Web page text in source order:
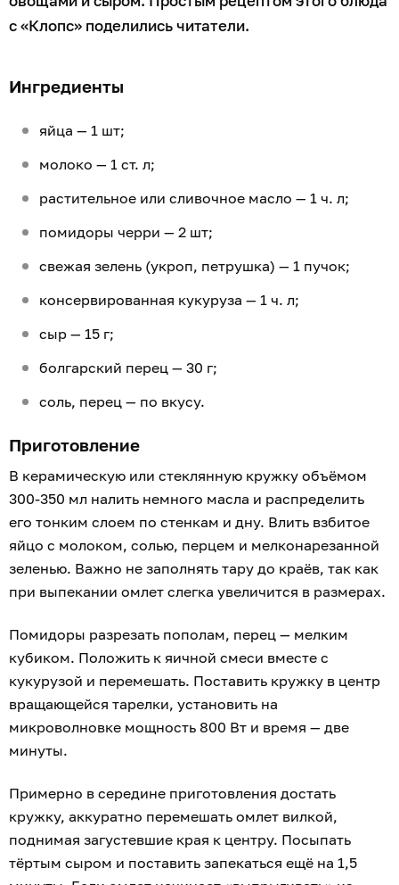
с «Клопс» поделились читатели.
Ингредиенты
яйца — 1 шт;
молоко — 1 ст. л;
растительное или сливочное масло — 1 ч. л;
помидоры черри — 2 шт;
свежая зелень (укроп, петрушка) — 1 пучок;
консервированная кукуруза — 1 ч. л;
сыр — 15 г;
болгарский перец — 30 г;
соль, перец — по вкусу.
Приготовление
В керамическую или стеклянную кружку объёмом
300-350 мл налить немного масла и распределить
его тонким слоем по стенкам и дну. Влить взбитое
яйцо с молоком, солью, перцем и мелконарезанной
зеленью. Важно не заполнять тару до краёв, так как
при выпекании омлет слегка увеличится в размерах.
Помидоры разрезать пополам, перец — мелким
кубиком. Положить к яичной смеси вместе с
кукурузой и перемешать. Поставить кружку в центр
вращающейся тарелки, установить на
микроволновке мощность 800 Вт и время — две
минуты.
Примерно в середине приготовления достать
кружку, аккуратно перемешать омлет вилкой,
поднимая загустевшие края к центру. Посыпать
тёртым сыром и поставить запекаться ещё на 1,5